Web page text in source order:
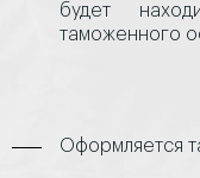
будет
таможенного
Оформляется